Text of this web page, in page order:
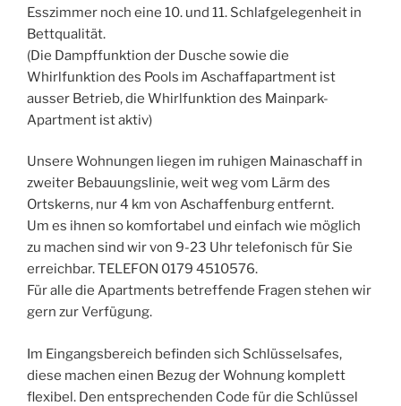
Esszimmer noch eine 10. und 11. Schlafgelegenheit in
Bettqualität.
(Die Dampffunktion der Dusche sowie die
Whirlfunktion des Pools im Aschaffapartment ist
ausser Betrieb, die Whirlfunktion des Mainpark-
Apartment ist aktiv)
Unsere Wohnungen liegen im ruhigen Mainaschaff in
zweiter Bebauungslinie, weit weg vom Lärm des
Ortskerns, nur 4 km von Aschaffenburg entfernt.
Um es ihnen so komfortabel und einfach wie möglich
zu machen sind wir von 9-23 Uhr telefonisch für Sie
erreichbar. TELEFON 0179 4510576.
Für alle die Apartments betreffende Fragen stehen wir
gern zur Verfügung.
Im Eingangsbereich befinden sich Schlüsselsafes,
diese machen einen Bezug der Wohnung komplett
flexibel. Den entsprechenden Code für die Schlüssel